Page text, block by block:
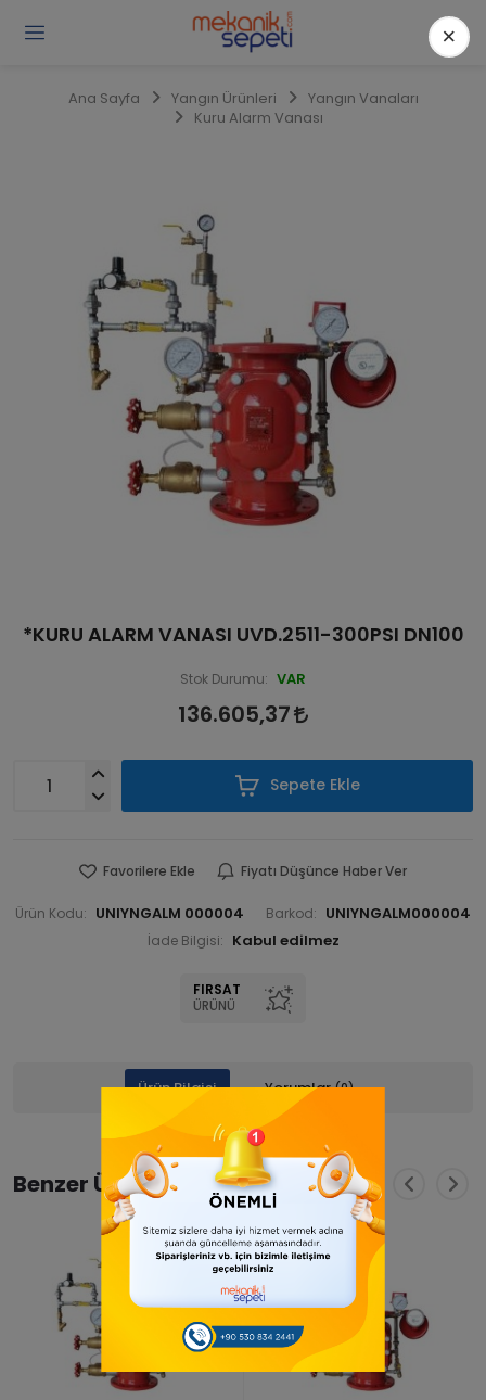
Ana Sayfa Yangın Ürünleri
Yangın Vanaları
Kuru Alarm Vanası
*KURU ALARM VANASI UVD.2511-300PSI DN100
Stok Durumu: VAR
136.605,37
Sepete Ekle
Favorilere Ekle Fiyatı Düşünce Haber Ver
Ürün Kodu: UNIYNGALM 000004 Barkod: UNIYNGALM000004
İade Bilgisi:
FIRSAT
ÜRÜNÜ
Ürün Bilgisi Yorumlar(0)
Benzer Ürünler
×